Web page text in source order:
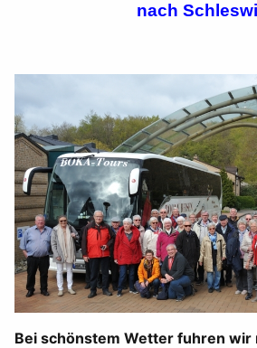
nach
Bei schönstem Wetter fuhren wir